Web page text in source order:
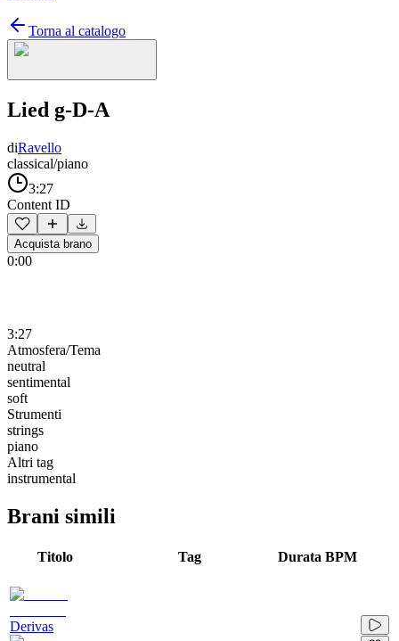
Torna al catalogo
Lied g-D-A
diRavello
classical/piano
3:27
Content ID
Acquista brano
0:00
3:27
Atmosfera/Tema
neutral
sentimental
soft
Strumenti
strings
piano
Altri tag
instrumental
Brani simili
Titolo Tag Durata BPM
Derivas